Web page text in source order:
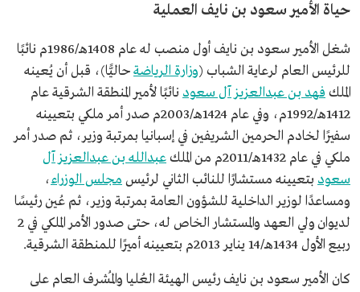
حياة الأمير سعود بن نايف العملية
شغل الأمير سعود بن نايف أول منصب له عام 1408هـ/1986م نائبًا
للرئيس العام لرعاية الشباب (وزارة الرياضةحاليًّا)، قبل أن يُعينه
الملك فهد بن عبدالعزيز آل سعود نائبًا لأمير المنطقة الشرقية عام
1412هـ/1992م، وفي عام 1424هـ/2003م صدر أمر ملكي بتعيينه
سفيرًا لخادم الحرمين الشريفين في إسبانيا بمرتبة وزير، ثم صدر أمر
ملكي في عام 1432هـ/2011م من الملك
عبدالله بن عبدالعزيز آل
سعود بتعيينه مستشارًا للنائب الثاني لرئيس مجلس الوزراء،
ومساعدًا لوزير الداخلية للشؤون العامة بمرتبة وزير، ثم عُين رئيسًا
لديوان ولي العهد والمستشار الخاص له، حتى صدور الأمر الملكي في 2
ربيع الأول 1434هـ/14 يناير 2013م بتعيينه أميرًا للمنطقة الشرقية.
كان الأمير سعود بن نايف رئيس الهيئة العُليا والمُشرف العام على